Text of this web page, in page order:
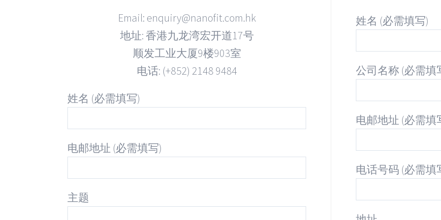
Email: enquiry@nanofit.com.hk
地址: 香港九龙湾宏开道17号
顺发工业大厦9楼903室
电话: (+852) 2148 9484
姓名 (必需填写)
电邮地址 (必需填写)
主题
姓名 (必需填写)
公司名称 (必需填
电邮地址 (必需填
电话号码 (必需填